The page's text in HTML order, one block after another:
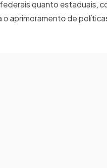
quanto estaduais,
o aprimoramento de